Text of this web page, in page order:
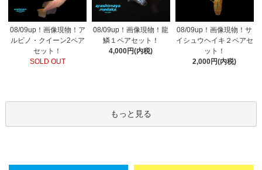
08/09up！画像現物！ア
ルビノ・クイーン2ペア
セット！
SOLD OUT
08/09up！画像現物！龍
鱗１ペアセット！
4,000円(内税)
08/09up！画像現物！サ
イシュウヘイキ２ペアセ
ット！
2,000円(内税)
もっと見る